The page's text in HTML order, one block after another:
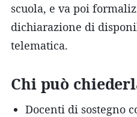
scuola, e va poi
dichiarazione di
telematica.
Chi può
Docenti di sostegno